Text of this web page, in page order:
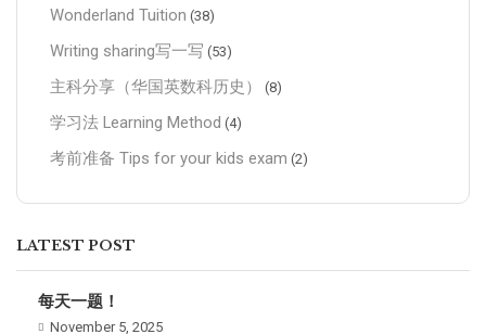
Wonderland Tuition (38)
Writing sharing写一写 (53)
主科分享（华国英数科历史） (8)
学习法 Learning Method (4)
考前准备 Tips for your kids exam (2)
LATEST POST
每天一题！
November 5, 2025